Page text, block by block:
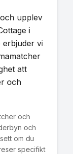
upplev
i
erbjuder vi
att
och
och
och
om du
specifikt